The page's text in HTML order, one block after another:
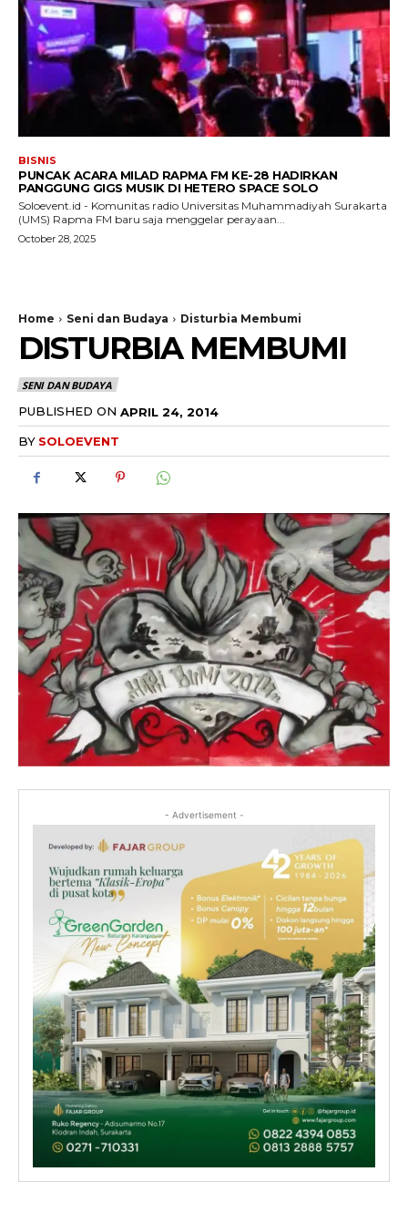
BISNIS
PUNCAK ACARA MILAD RAPMA FM KE-28 HADIRKAN
PANGGUNG GIGS MUSIK DI HETERO SPACE SOLO
Soloevent.id - Komunitas radio Universitas Muhammadiyah Surakarta
(UMS) Rapma FM baru saja menggelar perayaan...
October 28, 2025